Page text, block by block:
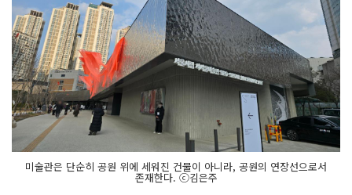
미술관은 단순히 공원 위에 세워진 건물이 아니라, 공원의 연장선으로서
존재한다. ⓒ김은주